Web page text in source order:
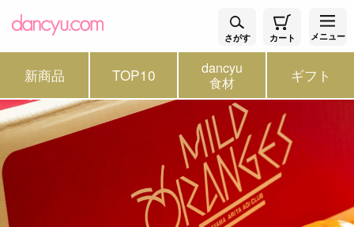
さがす カート メニュー
新商品 TOP10 dancyu
食材 ギフト